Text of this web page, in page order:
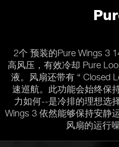
2个 预装的Pure Wings 3
高风压，有效冷却 Pure
液。风扇还带有 “ Closed
速巡航。此功能会始终保
力如何--是冷排的理想选
Wings 3 依然能够保持安静
风扇的运行